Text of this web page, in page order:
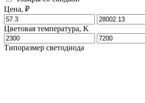
Цена, ₽
Цветовая температура, K
Типоразмер светодиода